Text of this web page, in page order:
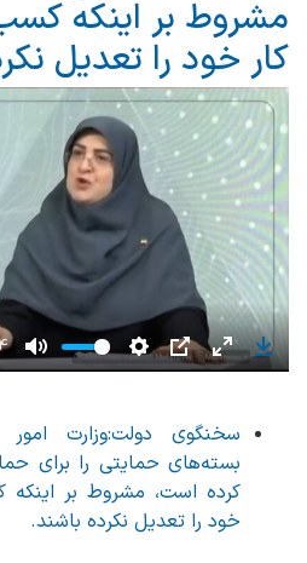
مشروط بر اینکه
کار خود را تعدیل
Mute Settings
PIP Enter
سخنگوی دولت:‌وزارت
بسته‌های حمایتی را برای
کرده است، مشروط بر اینکه
خود را تعدیل نکرده باشند.